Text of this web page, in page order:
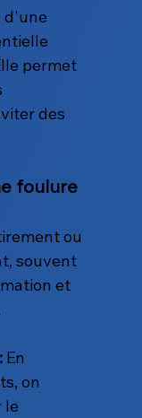
permet
des
foulure
ou
souvent
et
En
on
le